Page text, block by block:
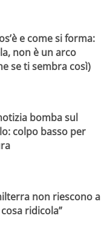
e come si forma:
non è un arco
se ti sembra così)
bomba sul
colpo basso per
non riescono a
ridicola”